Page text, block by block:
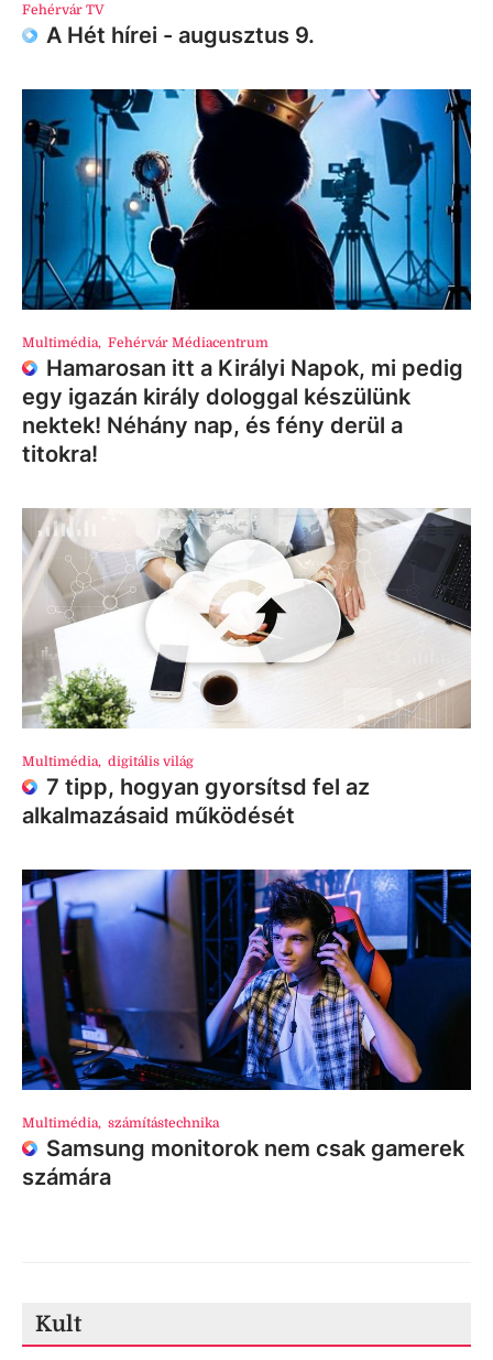
Fehérvár TV
A Hét hírei - augusztus 9.
Multimédia, Fehérvár Médiacentrum
Hamarosan itt a Királyi Napok, mi pedig
egy igazán király dologgal készülünk
nektek! Néhány nap, és fény derül a
titokra!
Multimédia, digitális világ
7 tipp, hogyan gyorsítsd fel az
alkalmazásaid működését
Multimédia, számítástechnika
Samsung monitorok nem csak gamerek
számára
Kult